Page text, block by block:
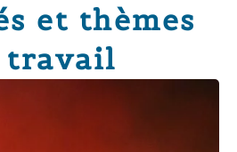
et thèmes
travail